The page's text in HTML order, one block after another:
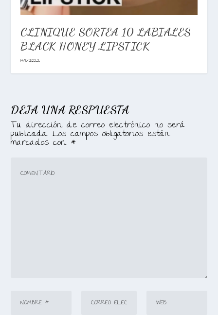
CLINIQUE SORTEA 10 LABIALES
BLACK HONEY LIPSTICK
17/11/2022
DEJA UNA RESPUESTA
Tu dirección de correo electrónico no será
publicada. Los campos obligatorios están
marcados con *